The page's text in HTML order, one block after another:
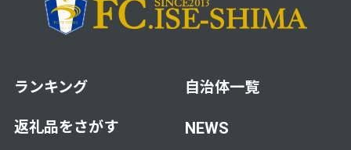
ランキング
返礼品をさがす
自治体一覧
NEWS